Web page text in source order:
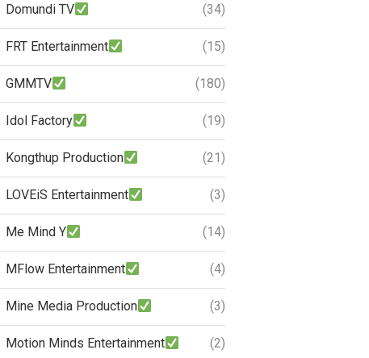
Domundi TV (34)
FRT Entertainment (15)
GMMTV (180)
Idol Factory (19)
Kongthup Production (21)
LOVEiS Entertainment (3)
Me Mind Y (14)
MFlow Entertainment (4)
Mine Media Production (3)
Motion Minds Entertainment (2)